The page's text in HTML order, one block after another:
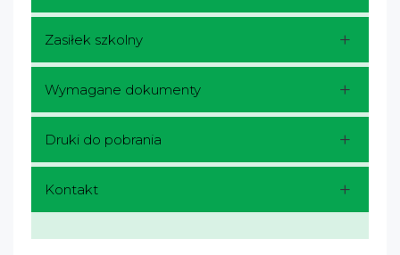
Zasiłek szkolny
Wymagane dokumenty
Druki do pobrania
Kontakt